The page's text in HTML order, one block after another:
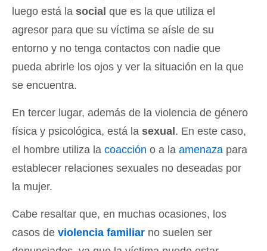
luego está la social que es la que utiliza el
agresor para que su víctima se aísle de su
entorno y no tenga contactos con nadie que
pueda abrirle los ojos y ver la situación en la que
se encuentra.
En tercer lugar, además de la violencia de género
física y psicológica, está la sexual . En este caso,
el hombre utiliza la coacción o a la amenaza para
establecer relaciones sexuales no deseadas por
la mujer.
Cabe resaltar que, en muchas ocasiones, los
casos de violencia familiar no suelen ser